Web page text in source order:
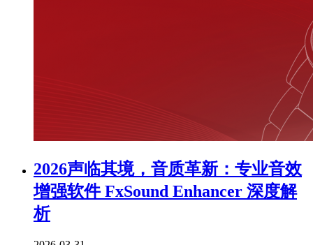
2026声临其境，音质革新：专业音效
增强软件 FxSound Enhancer 深度解
析